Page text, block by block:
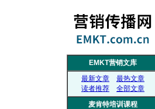
EMKT营销文库
最新文章
最热文章
读者推荐
全部文章
麦肯特培训课程